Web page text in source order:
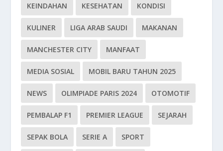
KEINDAHAN KESEHATAN KONDISI
KULINER LIGA ARAB SAUDI MAKANAN
MANCHESTER CITY MANFAAT
MEDIA SOSIAL MOBIL BARU TAHUN 2025
NEWS OLIMPIADE PARIS 2024 OTOMOTIF
PEMBALAP F1 PREMIER LEAGUE SEJARAH
SEPAK BOLA SERIE A SPORT